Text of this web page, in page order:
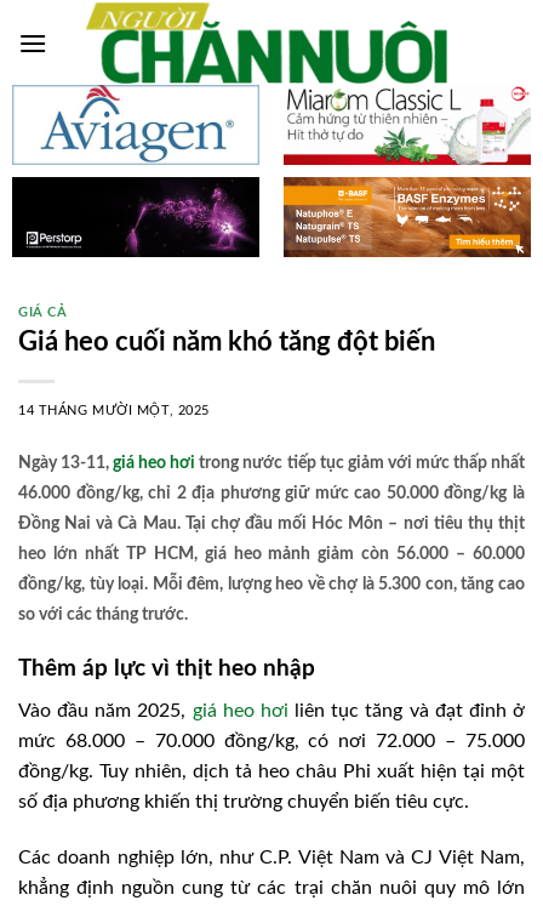
GIÁ CẢ
Giá heo cuối năm khó tăng đột biến
14 THÁNG MƯỜI MỘT, 2025
Ngày 13-11,giá heo hơi trong nước tiếp tục giảm với mức thấp nhất
46.000 đồng/kg, chỉ 2 địa phương giữ mức cao 50.000 đồng/kg là
Đồng Nai và Cà Mau. Tại chợ đầu mối Hóc Môn – nơi tiêu thụ thịt
heo lớn nhất TP HCM, giá heo mảnh giảm còn 56.000 – 60.000
đồng/kg, tùy loại. Mỗi đêm, lượng heo về chợ là 5.300 con, tăng cao
so với các tháng trước.
Thêm áp lực vì thịt heo nhập
Vào đầu năm 2025, giá heo hơi liên tục tăng và đạt đỉnh ở
mức 68.000 – 70.000 đồng/kg, có nơi 72.000 – 75.000
đồng/kg. Tuy nhiên, dịch tả heo châu Phi xuất hiện tại một
số địa phương khiến thị trường chuyển biến tiêu cực.
Các doanh nghiệp lớn, như C.P. Việt Nam và CJ Việt Nam,
khẳng định nguồn cung từ các trại chăn nuôi quy mô lớn